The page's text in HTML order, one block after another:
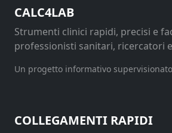
CALC4LAB
Strumenti clinici rapidi, precisi e
professionisti sanitari, ricercatori
Un progetto informativo
COLLEGAMENTI RAPIDI